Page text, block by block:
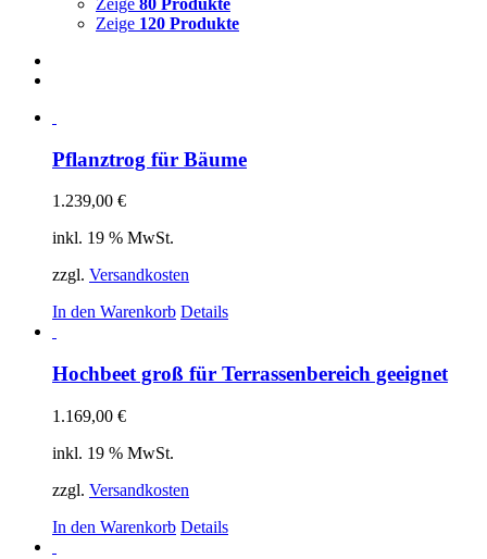
Zeige 80 Produkte
Zeige 120 Produkte
Pflanztrog für Bäume
1.239,00 €
inkl. 19 % MwSt.
zzgl. Versandkosten
In den Warenkorb Details
Hochbeet groß für Terrassenbereich geeignet
1.169,00 €
inkl. 19 % MwSt.
zzgl. Versandkosten
In den Warenkorb Details